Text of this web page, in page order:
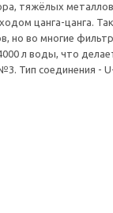
тяжёлых
цанга-цанга.
но во многие
л воды, что
Тип соединения -